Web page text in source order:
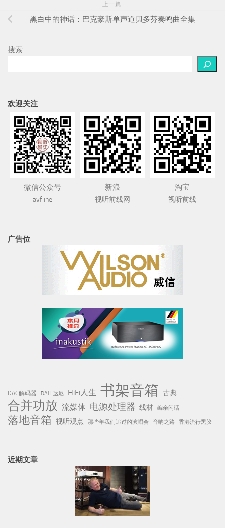
上一篇
黑白中的神话：巴克豪斯单声道贝多芬奏鸣曲全集
搜索
欢迎关注
微信公众号
avfline
新浪
视听前线网
淘宝
视听前线
广告位
DAC解码器 DALI 达尼 HiFi人生 书架音箱 古典
合并功放 流媒体 电源处理器 线材 编余闲话
落地音箱 视听观点 那些年我们追过的演唱会 音响之路 香港流行黑胶
近期文章